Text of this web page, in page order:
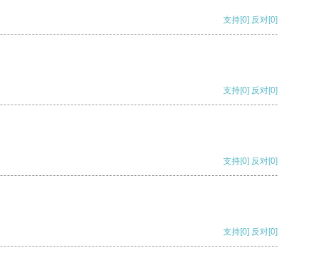
支持[0] 反对[0]
支持[0] 反对[0]
支持[0] 反对[0]
支持[0] 反对[0]